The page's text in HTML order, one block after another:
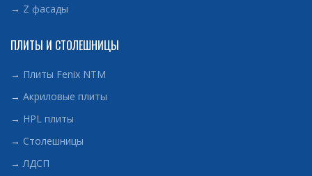
→ Z фасады
ПЛИТЫ И СТОЛЕШНИЦЫ
→ Плиты Fenix NTM
→ Акриловые плиты
→ HPL плиты
→ Столешницы
→ЛДСП